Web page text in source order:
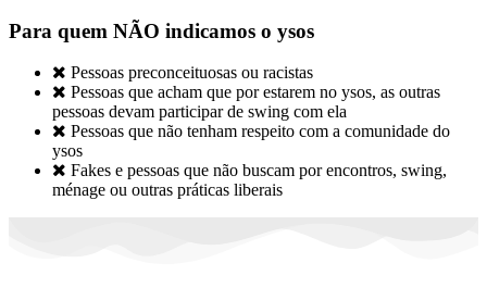
Para quem NÃO indicamos o ysos
 Pessoas preconceituosas ou racistas
 Pessoas que acham que por estarem no ysos, as outras
pessoas devam participar de swing com ela
 Pessoas que não tenham respeito com a comunidade do
ysos
 Fakes e pessoas que não buscam por encontros, swing,
ménage ou outras práticas liberais